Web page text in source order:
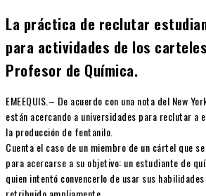
La práctica de reclutar
para actividades de los
Profesor de Química.
EMEEQUIS.– De acuerdo con una nota del New
están acercando a universidades para reclutar a
la producción de fentanilo.
Cuenta el caso de un miembro de un cártel que
para acercarse a su objetivo: un estudiante de
quien intentó convencerlo de usar sus